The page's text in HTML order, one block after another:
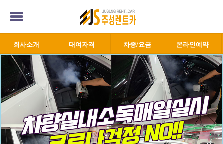
회사소개 대여자격 차종/요금 온라인예약